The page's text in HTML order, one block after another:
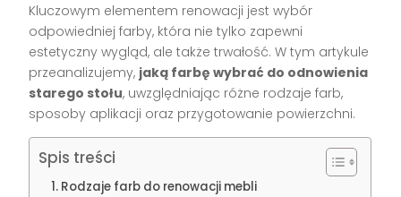
Kluczowym elementem renowacji jest wybór
odpowiedniej farby, która nie tylko zapewni
estetyczny wygląd, ale także trwałość. W tym artykule
przeanalizujemy, jaką farbę wybrać do odnowienia
starego stołu, uwzględniając różne rodzaje farb,
sposoby aplikacji oraz przygotowanie powierzchni.
Spis treści
Rodzaje farb do renowacji mebli